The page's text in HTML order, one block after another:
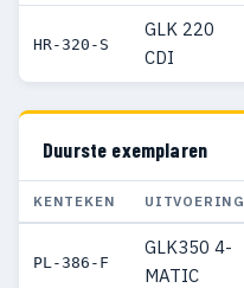
HR-320-S
GLK 220
CDI
Duurste exemplaren
KENTEKEN UITVOERING
PL-386-F
GLK350 4-
MATIC